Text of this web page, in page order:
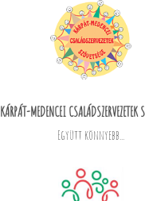
KÁRPÁT-MEDENCEI CSALÁDSZERVEZETEK
Együtt könnyebb...